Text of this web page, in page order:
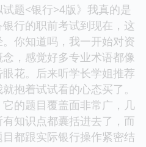
题<银行>4版》我真的是
行的职前考试到现在，这
你知道吗，我一开始对资
，感觉好多专业术语都像
花。后来听学长学姐推荐
抱着试试看的心态买了。
的题目覆盖面非常广，几
知识点都囊括进去了，而
都跟实际银行操作紧密结